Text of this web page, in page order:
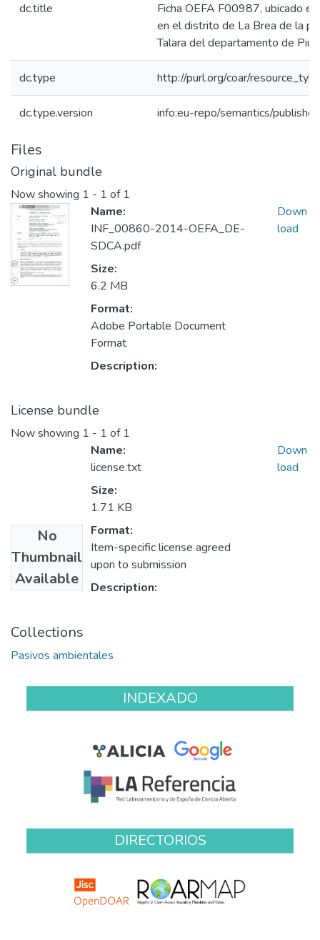
dc.title
Ficha OEFA F00987, ubicado
en el distrito de La Brea de la
Talara del departamento de
dc.type http://purl.org/coar/
dc.type.version info:eu-repo/semantics/
Files
Original bundle
Now showing 1 - 1 of 1
Name:
INF_00860-2014-OEFA_DE-
SDCA.pdf
Size:
6.2 MB
Format:
Adobe Portable Document
Format
Description:
Down
load
License bundle
Now showing 1 - 1 of 1
No
Thumbnail
Available
Name:
license.txt
Size:
1.71 KB
Format:
Item-specific license agreed
upon to submission
Description:
Down
load
Collections
Pasivos ambientales
INDEXADO
DIRECTORIOS